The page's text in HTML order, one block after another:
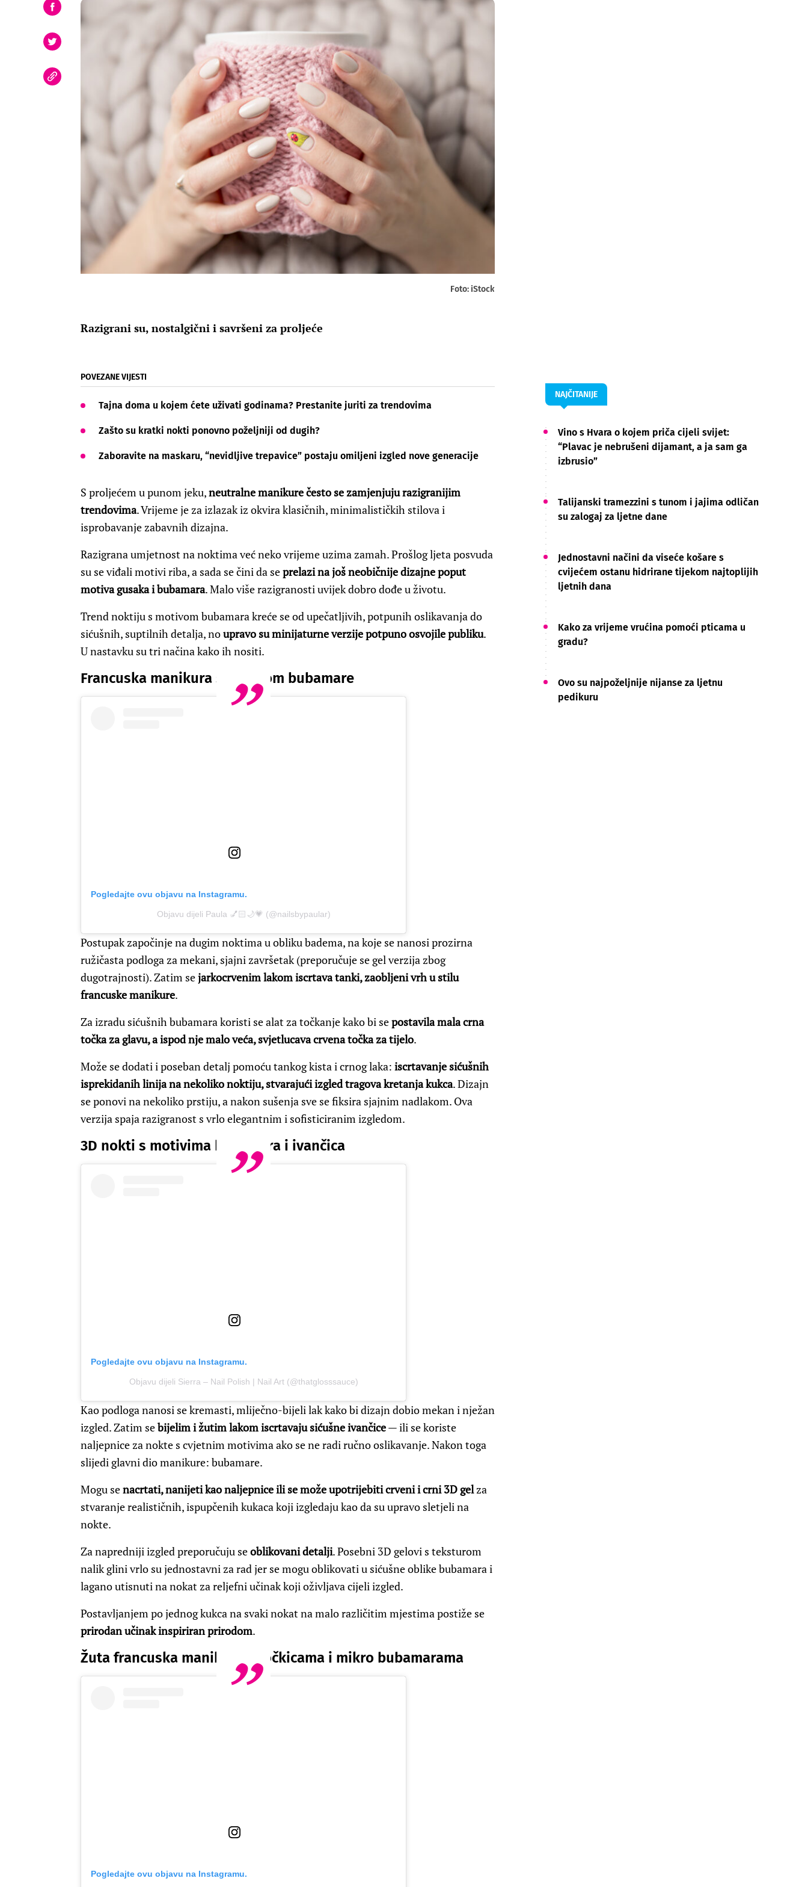
Foto: iStock
Razigrani su, nostalgični i savršeni za proljeće
POVEZANE VIJESTI
Tajna doma u kojem ćete uživati godinama? Prestanite juriti za trendovima
Zašto su kratki nokti ponovno poželjniji od dugih?
Zaboravite na maskaru, “nevidljive trepavice” postaju omiljeni izgled nove generacije
S proljećem u punom jeku,neutralne manikure često se zamjenjuju razigranijim
trendovima. Vrijeme je za izlazak iz okvira klasičnih, minimalističkih stilova i
isprobavanje zabavnih dizajna.
Razigrana umjetnost na noktima već neko vrijeme uzima zamah. Prošlog ljeta posvuda
su se viđali motivi riba, a sada se čini da seprelazi na još neobičnije dizajne poput
motiva gusaka i bubamara. Malo više razigranosti uvijek dobro dođe u životu.
Trend noktiju s motivom bubamara kreće se od upečatljivih, potpunih oslikavanja do
sićušnih, suptilnih detalja, noupravo su minijaturne verzije potpuno osvojile publiku.
U nastavku su tri načina kako ih nositi.
Francuska manikura s motivom bubamare
Pogledajte ovu objavu na Instagramu.
Objavu dijeli Paula 💅🏻🌙💗 (@nailsbypaular)
Postupak započinje na dugim noktima u obliku badema, na koje se nanosi prozirna
ružičasta podloga za mekani, sjajni završetak (preporučuje se gel verzija zbog
dugotrajnosti). Zatim sejarkocrvenim lakom iscrtava tanki, zaobljeni vrh u stilu
francuske manikure.
Za izradu sićušnih bubamara koristi se alat za točkanje kako bi sepostavila mala crna
točka za glavu, a ispod nje malo veća, svjetlucava crvena točka za tijelo.
Može se dodati i poseban detalj pomoću tankog kista i crnog laka: iscrtavanje sićušnih
isprekidanih linija na nekoliko noktiju, stvarajući izgled tragova kretanja kukca. Dizajn
se ponovi na nekoliko prstiju, a nakon sušenja sve se fiksira sjajnim nadlakom. Ova
verzija spaja razigranost s vrlo elegantnim i sofisticiranim izgledom.
3D nokti s motivima bubamara i ivančica
Pogledajte ovu objavu na Instagramu.
Objavu dijeli Sierra – Nail Polish | Nail Art (@thatglosssauce)
Kao podloga nanosi se kremasti, mliječno-bijeli lak kako bi dizajn dobio mekan i nježan
izgled. Zatim sebijelim i žutim lakom iscrtavaju sićušne ivančice— ili se koriste
naljepnice za nokte s cvjetnim motivima ako se ne radi ručno oslikavanje. Nakon toga
slijedi glavni dio manikure: bubamare.
Mogu senacrtati, nanijeti kao naljepnice ili se može upotrijebiti crveni i crni 3D gelza
stvaranje realističnih, ispupčenih kukaca koji izgledaju kao da su upravo sletjeli na
nokte.
Za napredniji izgled preporučuju seoblikovani detalji. Posebni 3D gelovi s teksturom
nalik glini vrlo su jednostavni za rad jer se mogu oblikovati u sićušne oblike bubamara i
lagano utisnuti na nokat za reljefni učinak koji oživljava cijeli izgled.
Postavljanjem po jednog kukca na svaki nokat na malo različitim mjestima postiže se
prirodan učinak inspiriran prirodom.
Žuta francuska manikura s točkicama i mikro bubamarama
Pogledajte ovu objavu na Instagramu.
NAJČITANIJE
Vino s Hvara o kojem priča cijeli svijet:
“Plavac je nebrušeni dijamant, a ja sam ga
izbrusio”
Talijanski tramezzini s tunom i jajima odličan
su zalogaj za ljetne dane
Jednostavni načini da viseće košare s
cvijećem ostanu hidrirane tijekom najtoplijih
ljetnih dana
Kako za vrijeme vrućina pomoći pticama u
gradu?
Ovo su najpoželjnije nijanse za ljetnu
pedikuru